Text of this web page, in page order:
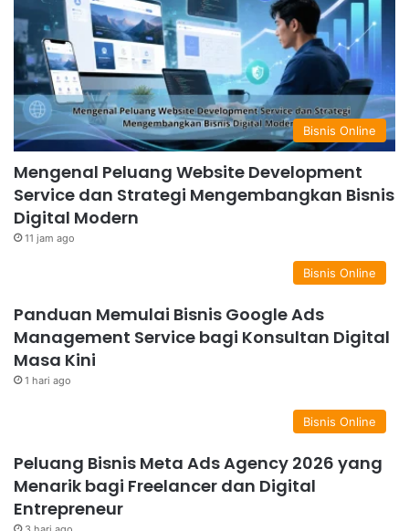
Bisnis Online
Mengenal Peluang Website Development
Service dan Strategi Mengembangkan Bisnis
Digital Modern
11 jam ago
Bisnis Online
Panduan Memulai Bisnis Google Ads
Management Service bagi Konsultan Digital
Masa Kini
1 hari ago
Bisnis Online
Peluang Bisnis Meta Ads Agency 2026 yang
Menarik bagi Freelancer dan Digital
Entrepreneur